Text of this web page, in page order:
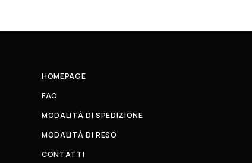
HOMEPAGE
FAQ
MODALITÀ DI SPEDIZIONE
MODALITÀ DI RESO
CONTATTI